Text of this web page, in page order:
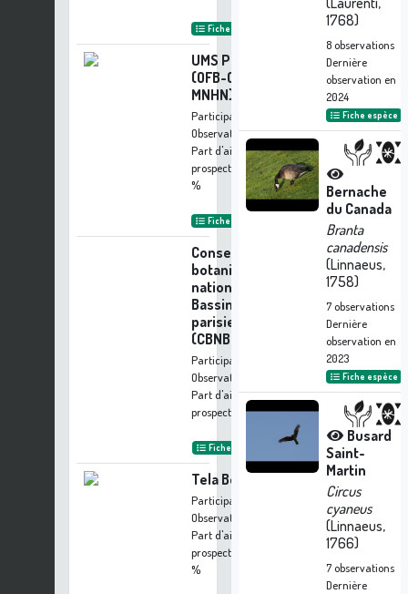
Fiche organisme
UMS PatriNat
(OFB-CNRS-
MNHN)
Participation à 21
Observations
Part d'aide à la
prospection :1.64
%
Fiche organisme
Conservatoire
botanique
national du
Bassin
parisien
(CBNBP)
Participation à 21
Observations
Part d'aide à la
prospection :1.64 %
Fiche organisme
Tela Botanica
Participation à 12
Observations
Part d'aide à la
prospection :
%
1768)
8observations
Dernière
observation en
2024
Fiche espèce
Bernache
du Canada
Branta
canadensis
(Linnaeus,
1758)
7observations
Dernière
observation en
2023
Fiche espèce
Busard
Saint-
Martin
Circus
cyaneus
(Linnaeus,
1766)
7observations
Dernière